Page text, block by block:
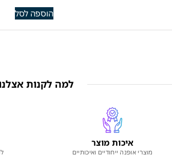
הוספה לסל
למה לקנות
איכות מוצר
מוצרי אופנה ייחודיים ואיכותיים